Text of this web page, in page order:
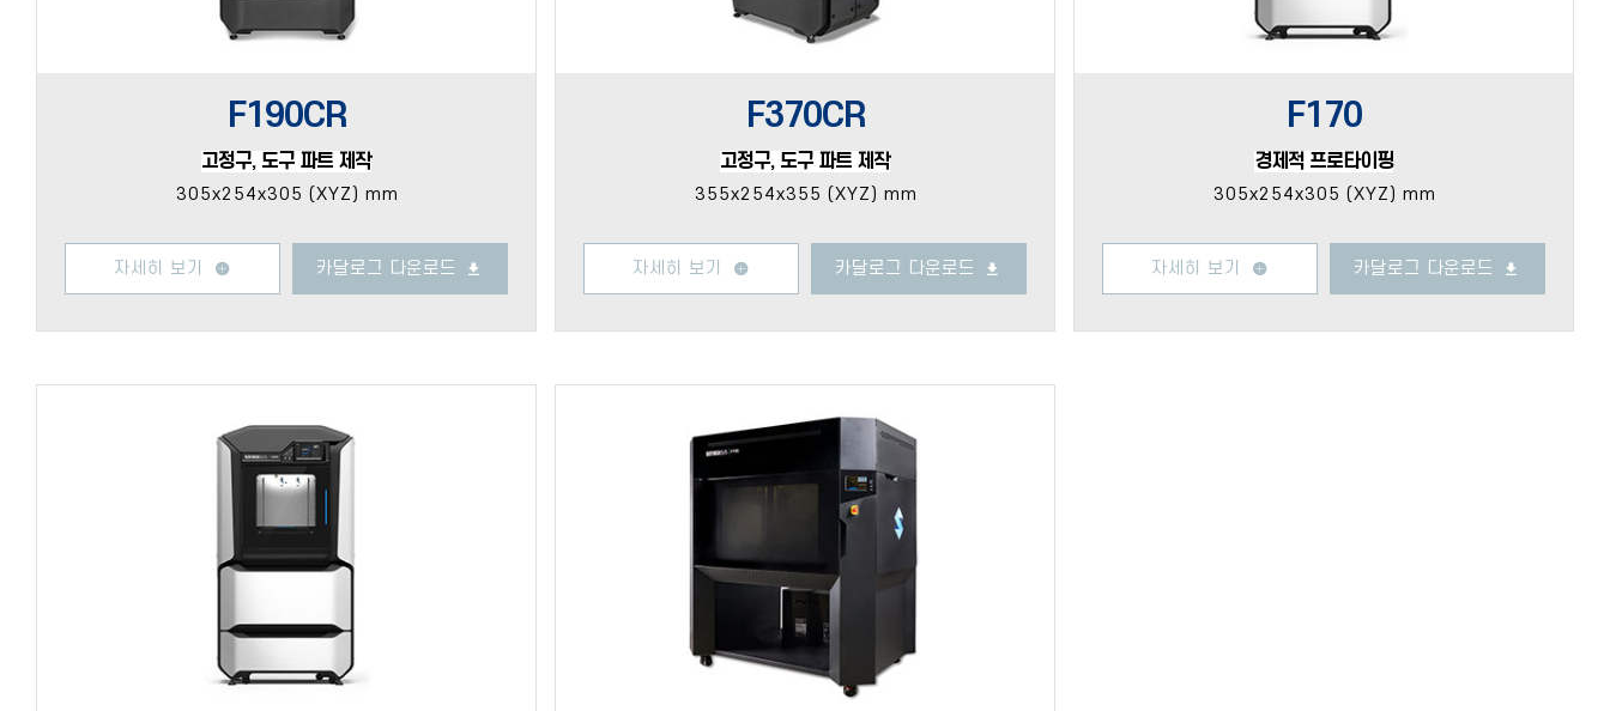
F190CR
고정구, 도구 파트 제작
305x254x305 (XYZ) mm
자세히 보기 카달로그 다운로드
F370CR
고정구, 도구 파트 제작
355x254x355 (XYZ) mm
자세히 보기 카달로그 다운로드
F170
경제적 프로타이핑
305x254x305 (XYZ) mm
자세히 보기 카달로그 다운로드